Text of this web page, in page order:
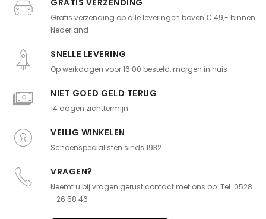
Gratis verzending op alle leveringen boven € 49,- binnen
Nederland
SNELLE LEVERING
Op werkdagen voor 16.00 besteld, morgen in huis
NIET GOED GELD TERUG
14 dagen zichttermijn
VEILIG WINKELEN
Schoenspecialisten sinds 1932
VRAGEN?
Neemt u bij vragen gerust contact met ons op. Tel. 0528
- 26 58 46